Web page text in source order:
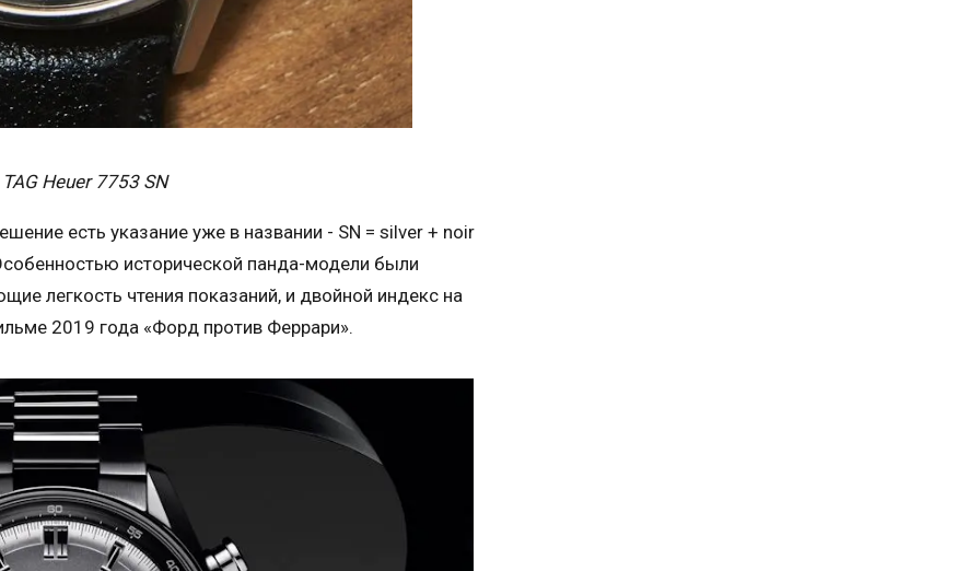
Heuer 7753 SN
есть указание уже в названии - SN = silver + noir
исторической панда-модели были
легкость чтения показаний, и двойной индекс на
2019 года «Форд против Феррари».